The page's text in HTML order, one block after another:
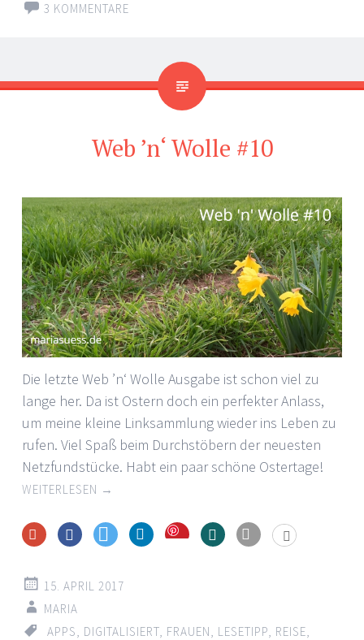
3 KOMMENTARE
Web ’n‘ Wolle #10
Die letzte Web ’n‘ Wolle Ausgabe ist schon viel zu
lange her. Da ist Ostern doch ein perfekter Anlass,
um meine kleine Linksammlung wieder ins Leben zu
rufen. Viel Spaß beim Durchstöbern der neuesten
Netzfundstücke. Habt ein paar schöne Ostertage!
WEITERLESEN →
Save
15. APRIL 2017
MARIA
APPS, DIGITALISIERT, FRAUEN, LESETIPP, REISE,